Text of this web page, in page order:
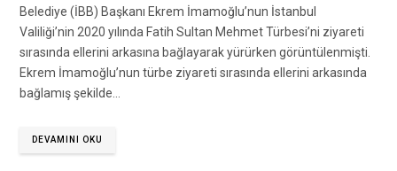
Belediye (İBB) Başkanı Ekrem İmamoğlu’nun İstanbul
Valiliği’nin 2020 yılında Fatih Sultan Mehmet Türbesi’ni ziyareti
sırasında ellerini arkasına bağlayarak yürürken görüntülenmişti.
Ekrem İmamoğlu’nun türbe ziyareti sırasında ellerini arkasında
bağlamış şekilde…
DEVAMINI OKU